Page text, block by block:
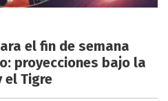
el fin de semana
proyecciones bajo la
el Tigre